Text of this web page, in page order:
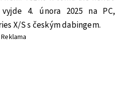
4. února 2025 na PC,
X/S s českým dabingem.
Reklama